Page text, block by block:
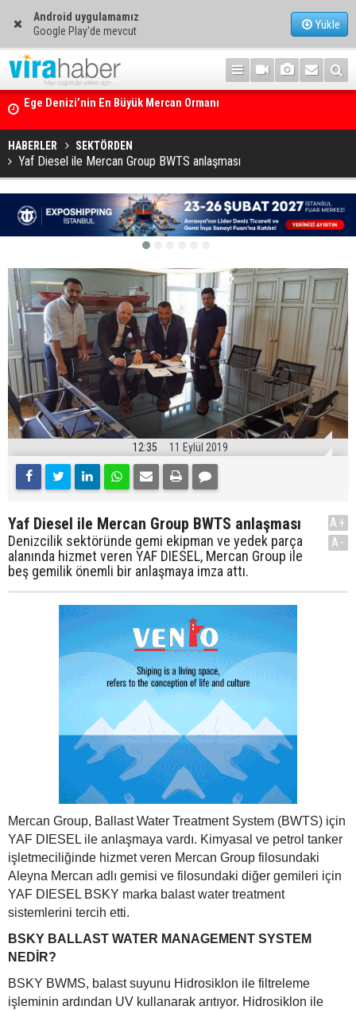
Android uygulamamız
Google Play'de mevcut
Yükle
14. TAYK – Eker Olympos Regatta için geri sayım başladı
HABERLER SEKTÖRDEN
Yaf Diesel ile Mercan Group BWTS anlaşması
12:35 11 Eylül 2019
Yaf Diesel ile Mercan Group BWTS anlaşması
Denizcilik sektöründe gemi ekipman ve yedek parça
alanında hizmet veren YAF DIESEL, Mercan Group ile
beş gemilik önemli bir anlaşmaya imza attı.
A+
A-
Mercan Group, Ballast Water Treatment System (BWTS) için
YAF DIESEL ile anlaşmaya vardı. Kimyasal ve petrol tanker
işletmeciliğinde hizmet veren Mercan Group filosundaki
Aleyna Mercan adlı gemisi ve filosundaki diğer gemileri için
YAF DIESEL BSKY marka balast water treatment
sistemlerini tercih etti.
BSKY BALLAST WATER MANAGEMENT SYSTEM
NEDİR?
BSKY BWMS, balast suyunu Hidrosiklon ile filtreleme
işleminin ardından UV kullanarak arıtıyor. Hidrosiklon ile